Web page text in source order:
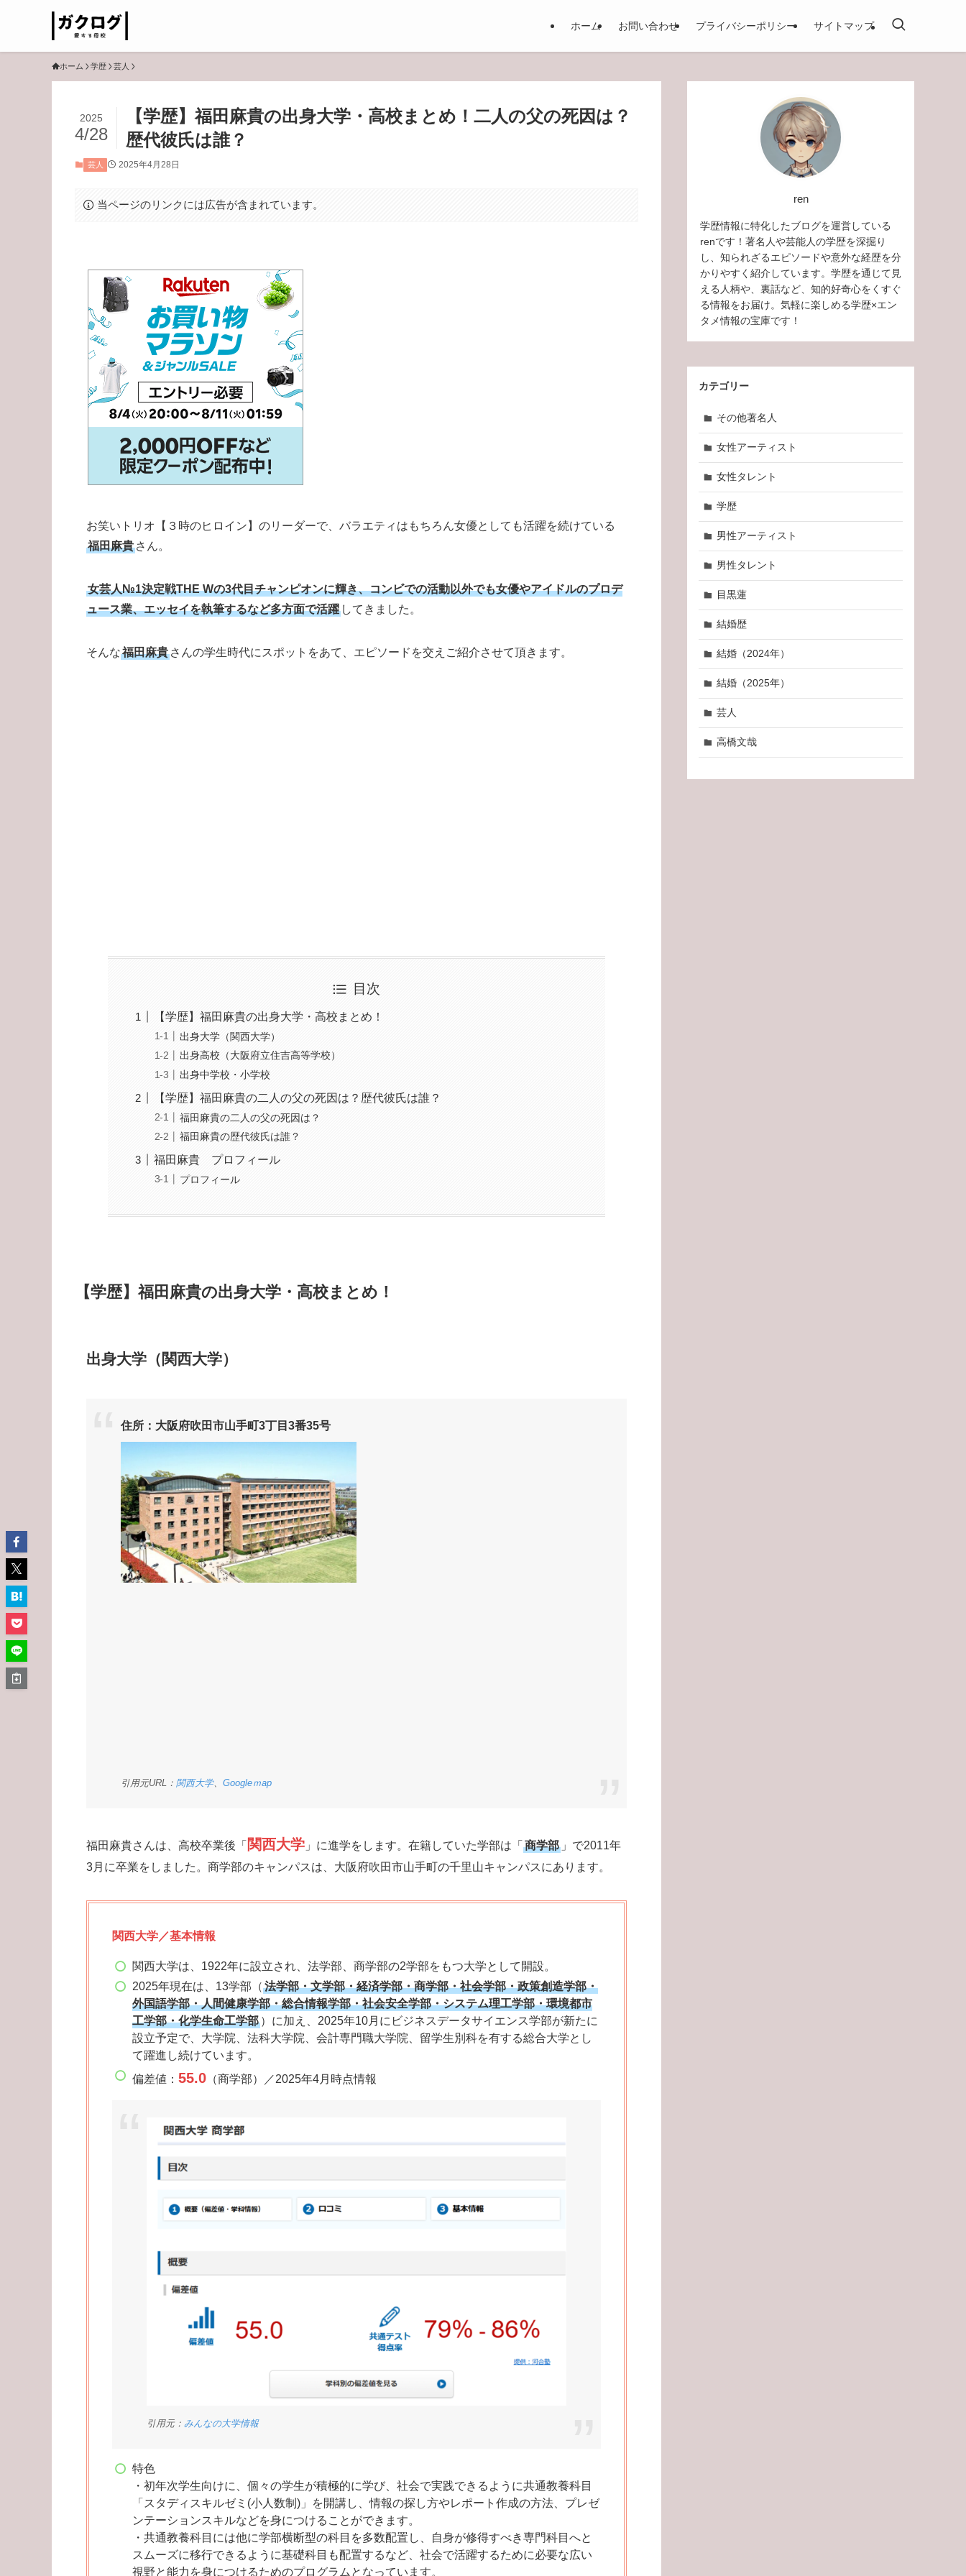
ホーム お問い合わせ プライバシーポリシー サイトマップ
ホーム 学歴 芸人
【学歴】福田麻貴の出身大学・高校まとめ！二人の父の死因は？
歴代彼氏は誰？
2025
4/28
芸人 2025年4月28日
当ページのリンクには広告が含まれています。
お笑いトリオ【３時のヒロイン】のリーダーで、バラエティはもちろん女優としても活躍を続けている
福田麻貴 さん。
女芸人№1決定戦THE Wの3代目チャンピオンに輝き、コンビでの活動以外でも女優やアイドルのプロデ
ュース業、エッセイを執筆するなど多方面で活躍 してきました。
そんな福田麻貴 さんの学生時代にスポットをあて、エピソードを交えご紹介させて頂きます。
目次
【学歴】福田麻貴の出身大学・高校まとめ！
出身大学（関西大学）
出身高校（大阪府立住吉高等学校）
出身中学校・小学校
【学歴】福田麻貴の二人の父の死因は？歴代彼氏は誰？
福田麻貴の二人の父の死因は？
福田麻貴の歴代彼氏は誰？
福田麻貴 プロフィール
プロフィール
【学歴】福田麻貴の出身大学・高校まとめ！
出身大学（関西大学）
住所：大阪府吹田市山手町3丁目3番35号
引用元URL： 関西大学、 Googleｍap
福田麻貴さんは、高校卒業後「 関西大学 」に進学をします。在籍していた学部は「 商学部 」で2011年
3月に卒業をしました。商学部のキャンパスは、大阪府吹田市山手町の千里山キャンパスにあります。
関西大学／基本情報
関西大学は、1922年に設立され、法学部、商学部の2学部をもつ大学として開設。
2025年現在は、13学部（ 法学部・文学部・経済学部・商学部・社会学部・政策創造学部・
外国語学部・人間健康学部・総合情報学部・社会安全学部・システム理工学部・環境都市
工学部・化学生命工学部 ）に加え、2025年10月にビジネスデータサイエンス学部が新たに
設立予定で、大学院、法科大学院、会計専門職大学院、留学生別科を有する総合大学とし
て躍進し続けています。
偏差値： 55.0 （商学部）／2025年4月時点情報
引用元： みんなの大学情報
特色
・初年次学生向けに、個々の学生が積極的に学び、社会で実践できるように共通教養科目
「スタディスキルゼミ(小人数制)」を開講し、情報の探し方やレポート作成の方法、プレゼ
ンテーションスキルなどを身につけることができます。
・共通教養科目には他に学部横断型の科目を多数配置し、自身が修得すべき専門科目へと
スムーズに移行できるように基礎科目も配置するなど、社会で活躍するために必要な広い
視野と能力を身につけるためのプログラムとなっています。
ren
学歴情報に特化したブログを運営している
renです！著名人や芸能人の学歴を深掘り
し、知られざるエピソードや意外な経歴を分
かりやすく紹介しています。学歴を通じて見
える人柄や、裏話など、知的好奇心をくすぐ
る情報をお届け。気軽に楽しめる学歴×エン
タメ情報の宝庫です！
カテゴリー
その他著名人
女性アーティスト
女性タレント
学歴
男性アーティスト
男性タレント
目黒蓮
結婚歴
結婚（2024年）
結婚（2025年）
芸人
高橋文哉